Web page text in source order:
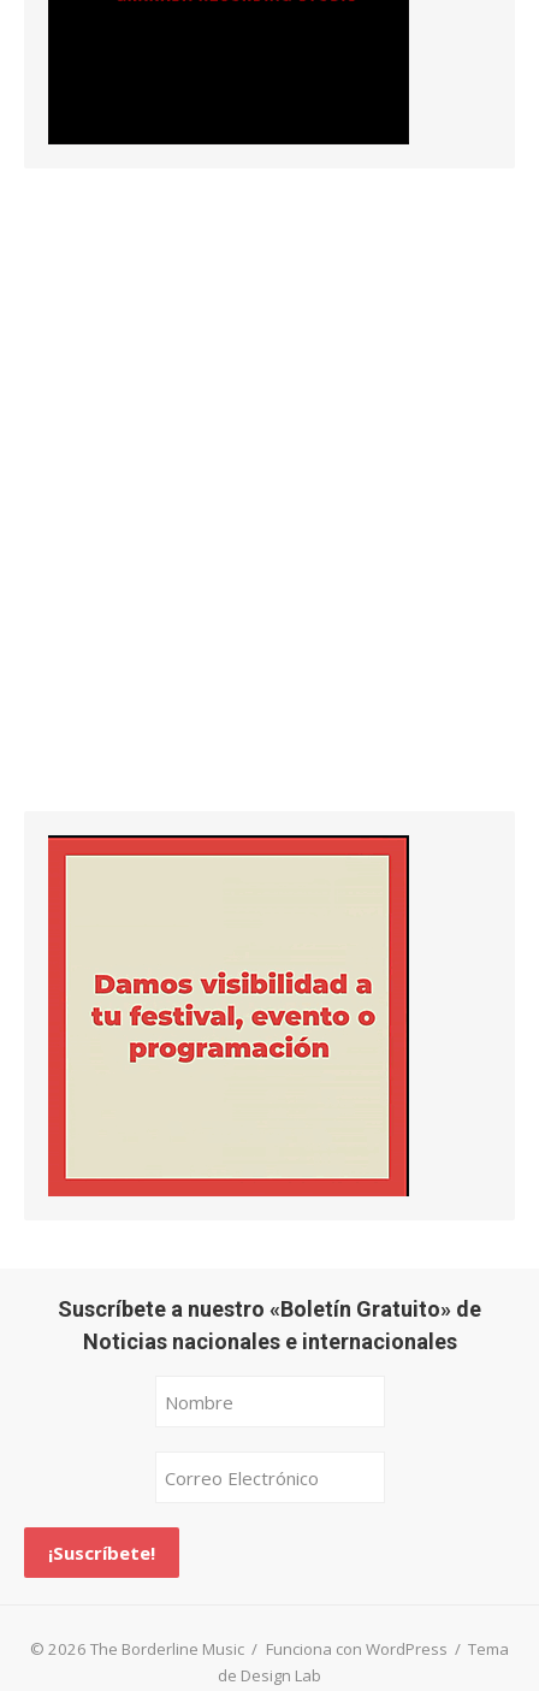
Suscríbete a nuestro «Boletín Gratuito» de
Noticias nacionales e internacionales
© 2026 The Borderline Music / Funciona con WordPress / Tema
de Design Lab